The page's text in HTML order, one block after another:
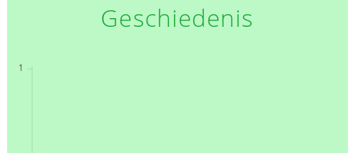
Geschiedenis